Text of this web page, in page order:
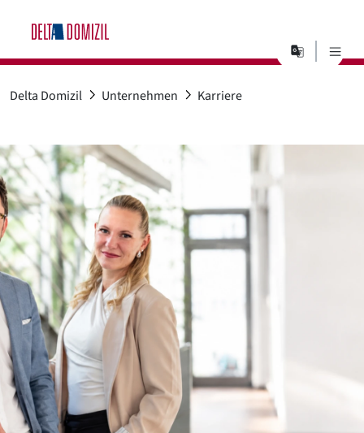
Delta Domizil Unternehmen Karriere